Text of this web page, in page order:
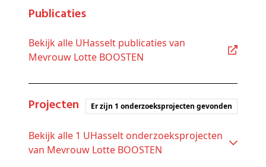
Publicaties
Bekijk alle UHasselt publicaties van
Mevrouw Lotte BOOSTEN
Projecten Er zijn 1 onderzoeksprojecten gevonden
Bekijk alle 1 UHasselt onderzoeksprojecten
van Mevrouw Lotte BOOSTEN